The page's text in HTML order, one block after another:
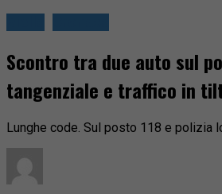
Scontro tra due auto sul
tangenziale e traffico in
Lunghe code. Sul posto 118 e polizia